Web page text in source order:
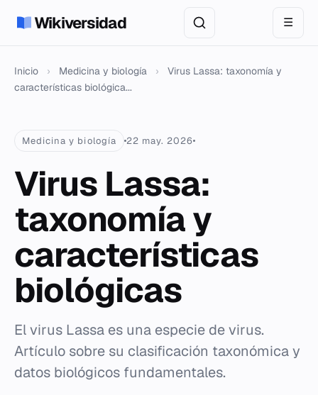
Wikiversidad ☰
Inicio › Medicina y biología ›
Virus Lassa: taxonomía y
características biológica...
Medicina y biología 22 may. 2026
Virus Lassa:
taxonomía y
características
biológicas
El virus Lassa es una especie de virus.
Artículo sobre su clasificación taxonómica y
datos biológicos fundamentales.